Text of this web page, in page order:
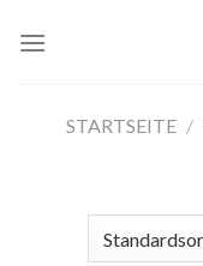
Inhalt
STARTSEITE /